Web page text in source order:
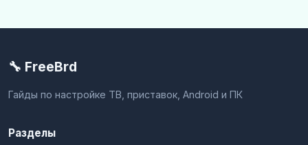
🔧 FreeBrd
Гайды по настройке ТВ, приставок, Android и ПК
Разделы